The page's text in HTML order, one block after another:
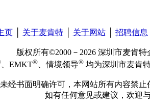
页│ 关于麦肯特│ 关于网站│ 招聘信息
版权所有©2000－2026 深圳市麦肯特
、EMKT® 、情境领导® 均为深圳市麦肯
未经书面明确许可，本网站所有内容禁
如有任何意见或建议，欢迎